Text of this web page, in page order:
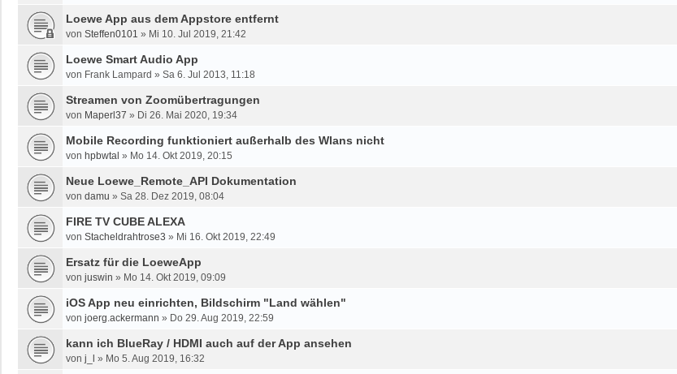
Loewe App aus dem Appstore entfernt
von Steffen0101 » Mi 10. Jul 2019, 21:42
Loewe Smart Audio App
von Frank Lampard » Sa 6. Jul 2013, 11:18
Streamen von Zoomübertragungen
von Maperl37 » Di 26. Mai 2020, 19:34
Mobile Recording funktioniert außerhalb des Wlans nicht
von hpbwtal » Mo 14. Okt 2019, 20:15
Neue Loewe_Remote_API Dokumentation
von damu » Sa 28. Dez 2019, 08:04
FIRE TV CUBE ALEXA
von Stacheldrahtrose3 » Mi 16. Okt 2019, 22:49
Ersatz für die LoeweApp
von juswin » Mo 14. Okt 2019, 09:09
iOS App neu einrichten, Bildschirm "Land wählen"
von joerg.ackermann » Do 29. Aug 2019, 22:59
kann ich BlueRay / HDMI auch auf der App ansehen
von j_l » Mo 5. Aug 2019, 16:32